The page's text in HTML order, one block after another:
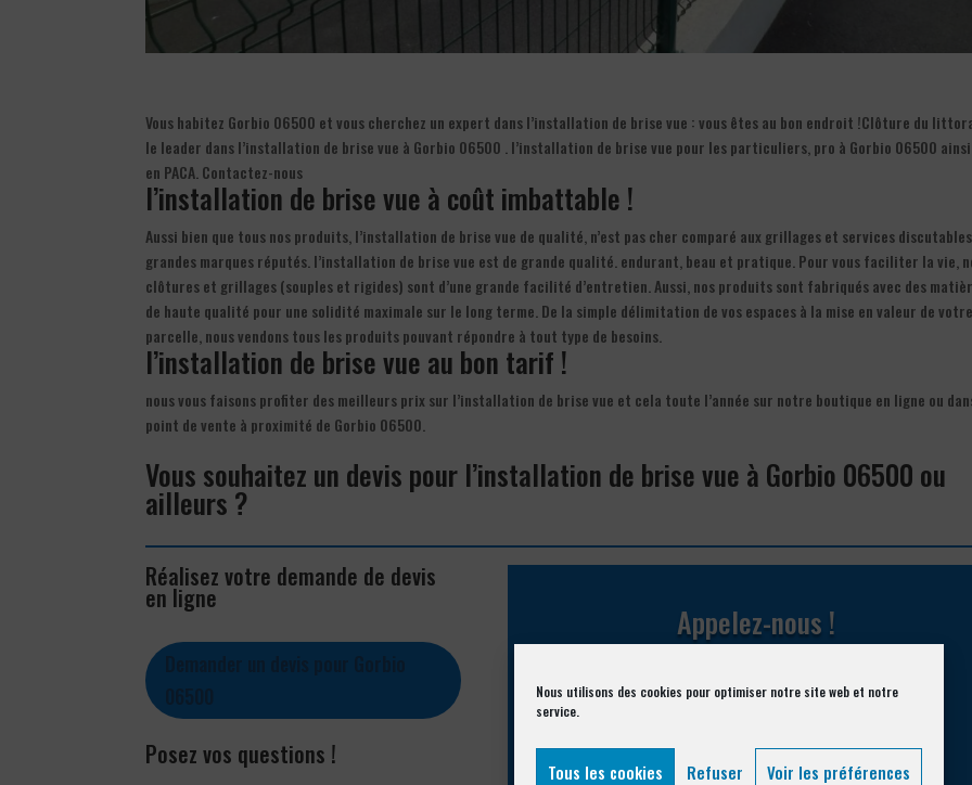
Nous utilisons des cookies pour optimiser notre site web et notre
service.
Tous les cookies Refuser Voir les préférences
Vous habitez Gorbio 06500 et vous cherchez un expert dans l’installation de brise vue : vous êtes au bon endroit !Clôture du
le leader dans l’installation de brise vue à Gorbio 06500 . l’installation de brise vue pour les particuliers, pro à Gorbio 06500
en PACA. Contactez-nous
l’installation de brise vue à coût imbattable !
Aussi bien que tous nos produits, l’installation de brise vue de qualité, n’est pas cher comparé aux grillages et services
grandes marques réputés. l’installation de brise vue est de grande qualité. endurant, beau et pratique. Pour vous faciliter la vie,
clôtures et grillages (souples et rigides) sont d’une grande facilité d’entretien. Aussi, nos produits sont fabriqués avec des
de haute qualité pour une solidité maximale sur le long terme. De la simple délimitation de vos espaces à la mise en valeur de votre
parcelle, nous vendons tous les produits pouvant répondre à tout type de besoins.
l’installation de brise vue au bon tarif !
nous vous faisons profiter des meilleurs prix sur l’installation de brise vue et cela toute l’année sur notre boutique en ligne ou
point de vente à proximité de Gorbio 06500.
Vous souhaitez un devis pour l’installation de brise vue à Gorbio 06500 ou
ailleurs ?
Réalisez votre demande de devis
en ligne
Posez vos questions !
Appelez-nous !